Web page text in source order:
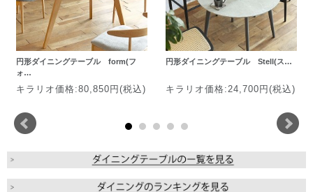
円形ダイニングテーブル form(フ
ォ…
キラリオ価格:80,850円(税込)
円形ダイニングテーブル Stell(ス…
キラリオ価格:24,700円(税込)